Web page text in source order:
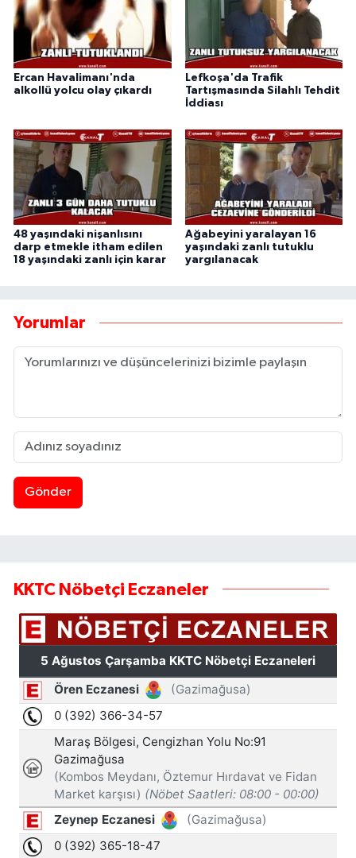
Ercan Havalimanı'nda
alkollü yolcu olay çıkardı
Lefkoşa'da Trafik
Tartışmasında Silahlı Tehdit
İddiası
48 yaşındaki nişanlısını
darp etmekle itham edilen
18 yaşındaki zanlı için karar
Ağabeyini yaralayan 16
yaşındaki zanlı tutuklu
yargılanacak
Yorumlar
Gönder
KKTC Nöbetçi Eczaneler